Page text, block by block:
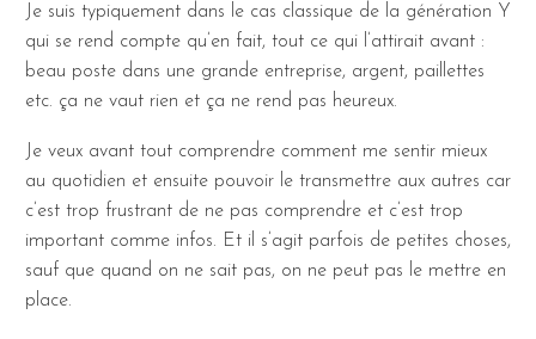
Je suis typiquement dans le cas classique de la génération Y
qui se rend compte qu’en fait, tout ce qui l’attirait avant :
beau poste dans une grande entreprise, argent, paillettes
etc. ça ne vaut rien et ça ne rend pas heureux.
Je veux avant tout comprendre comment me sentir mieux
au quotidien et ensuite pouvoir le transmettre aux autres car
c’est trop frustrant de ne pas comprendre et c’est trop
important comme infos. Et il s’agit parfois de petites choses,
sauf que quand on ne sait pas, on ne peut pas le mettre en
place.